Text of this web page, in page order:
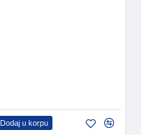
Dodaj u korpu